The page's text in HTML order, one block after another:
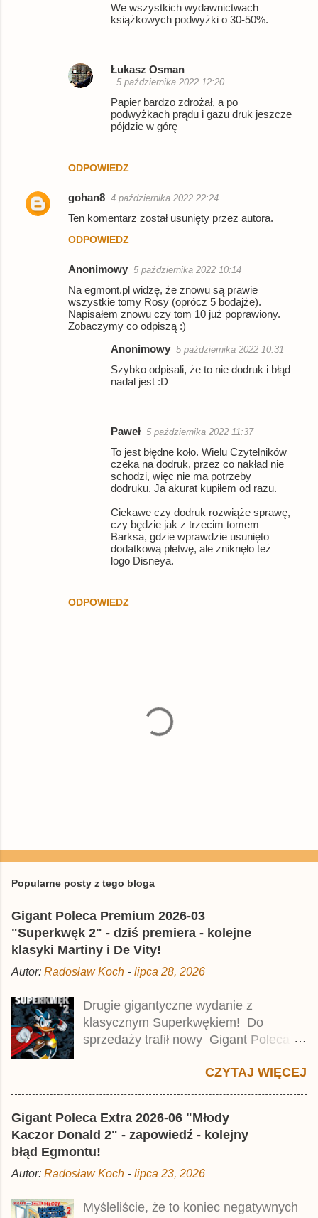
ODPOWIEDZ
We wszystkich wydawnictwach
książkowych podwyżki o 30-50%.
Łukasz Osman
5 października 2022 12:20
Papier bardzo zdrożał, a po
podwyżkach prądu i gazu druk jeszcze
pójdzie w górę
gohan8 4 października 2022 22:24
Ten komentarz został usunięty przez autora.
ODPOWIEDZ
Anonimowy 5 października 2022 10:14
Na egmont.pl widzę, że znowu są prawie
wszystkie tomy Rosy (oprócz 5 bodajże).
Napisałem znowu czy tom 10 już poprawiony.
Zobaczymy co odpiszą :)
ODPOWIEDZ
Anonimowy 5 października 2022 10:31
Szybko odpisali, że to nie dodruk i błąd
nadal jest :D
Paweł 5 października 2022 11:37
To jest błędne koło. Wielu Czytelników
czeka na dodruk, przez co nakład nie
schodzi, więc nie ma potrzeby
dodruku. Ja akurat kupiłem od razu.
Ciekawe czy dodruk rozwiąże sprawę,
czy będzie jak z trzecim tomem
Barksa, gdzie wprawdzie usunięto
dodatkową płetwę, ale zniknęło też
logo Disneya.
e
i
j
o
m
e
t
a
r
z
Popularne posty z tego bloga
Gigant Poleca Premium 2026-03
"Superkwęk 2" - dziś premiera - kolejne
klasyki Martiny i De Vity!
Autor: Radosław Koch - lipca 28, 2026
Drugie gigantyczne wydanie z
klasycznym Superkwękiem! Do
sprzedaży trafił nowy Gigant Poleca
Jest to kolejny 624-stronicowy tom z
wynosi 49,99 zł i zamówicie go także z
rabatem na Egmont.pl . Za przekład
odpowiadał Jacek Drewnowski.
Publikacja jest przedrukiem drugiego
Taschenbuch Phantomias Collection ,
CZYTAJ WIĘCEJ
Gigant Poleca Extra 2026-06 "Młody
Kaczor Donald 2" - zapowiedź - kolejny
błąd Egmontu!
Autor: Radosław Koch - lipca 23, 2026
Myśleliście, że to koniec negatywnych